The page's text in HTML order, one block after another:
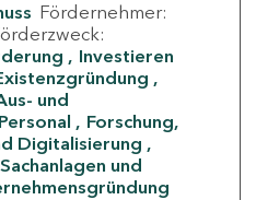
Fördernehmer:
Investieren
und
Forschung,
Digitalisierung
und